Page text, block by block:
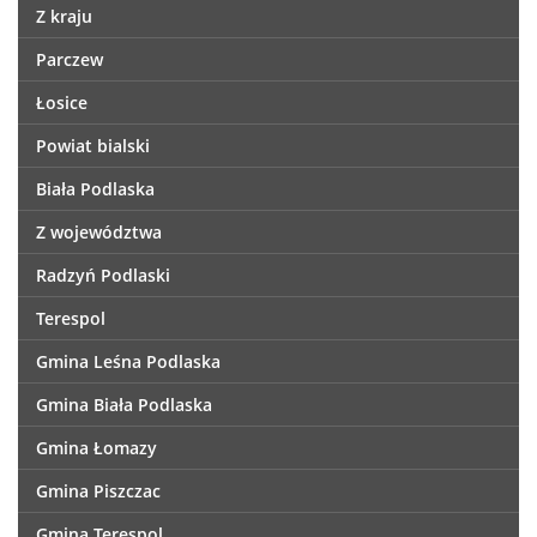
Z kraju
Parczew
Łosice
Powiat bialski
Biała Podlaska
Z województwa
Radzyń Podlaski
Terespol
Gmina Leśna Podlaska
Gmina Biała Podlaska
Gmina Łomazy
Gmina Piszczac